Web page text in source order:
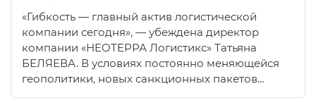
«Гибкость — главный актив логистической
компании сегодня», — убеждена директор
компании «НEOTEРРА Логистикс» Татьяна
БЕЛЯЕВА. В условиях постоянно меняющейся
геополитики, новых санкционных пакетов…